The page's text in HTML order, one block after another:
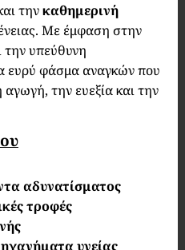
τηνκαθημερινή
Με έμφαση στην
την υπεύθυνη
ευρύ φάσμα αναγκών που
την ευεξία και την
αδυνατίσματος
τροφές
υγείας